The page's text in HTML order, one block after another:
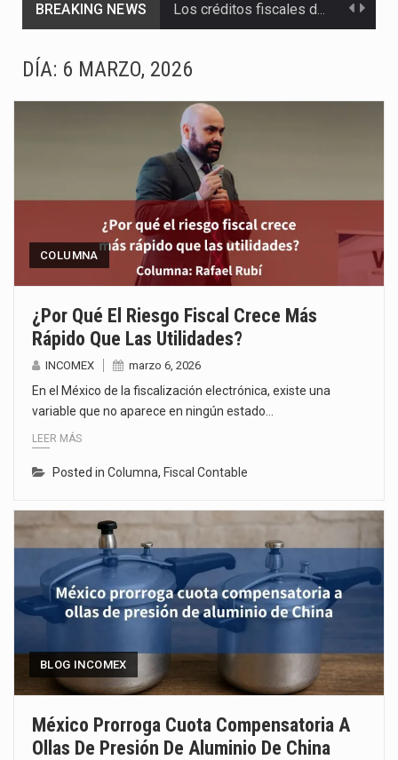
BREAKING NEWS
DÍA: 6 MARZO, 2026
COLUMNA
¿Por Qué El Riesgo Fiscal Crece Más
Rápido Que Las Utilidades?
INCOMEX marzo 6, 2026
En el México de la fiscalización electrónica, existe una
variable que no aparece en ningún estado…
LEER MÁS
Posted in Columna, Fiscal Contable
BLOG INCOMEX
México Prorroga Cuota Compensatoria A
Ollas De Presión De Aluminio De China